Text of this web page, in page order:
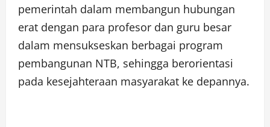
pemerintah dalam membangun hubungan
erat dengan para profesor dan guru besar
dalam mensukseskan berbagai program
pembangunan NTB, sehingga berorientasi
pada kesejahteraan masyarakat ke depannya.